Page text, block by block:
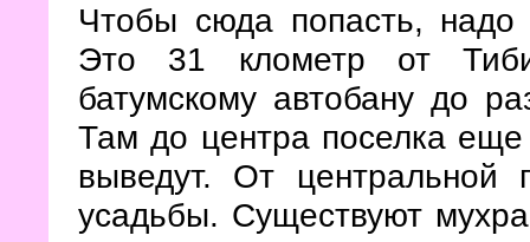
Чтобы сюда попасть,
Это 31 клометр от
батумскому автобану до
Там до центра поселка
выведут. От
усадьбы. Существуют